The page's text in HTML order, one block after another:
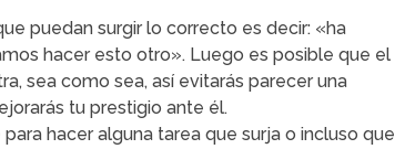
puedan surgir lo correcto es decir: «ha
hacer esto otro». Luego es posible que el
sea como sea, así evitarás parecer una
tu prestigio ante él.
hacer alguna tarea que surja o incluso que